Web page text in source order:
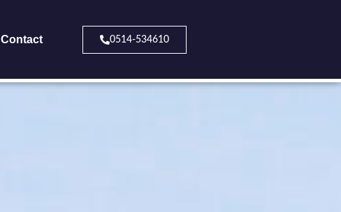
Contact 0514-534610